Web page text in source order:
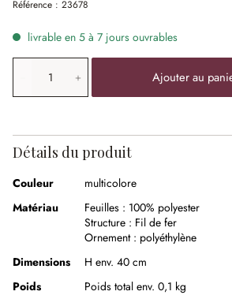
Référence : 23678
livrable en 5 à 7 jours ouvrables
Quantité de produit: saisissez la
Ajouter au
Détails du produit
Couleur
multicolore
Matériau
Feuilles : 100% polyester
Structure : Fil de fer
Ornement : polyéthylène
Dimensions
H env. 40 cm
Poids
Poids total env. 0,1 kg